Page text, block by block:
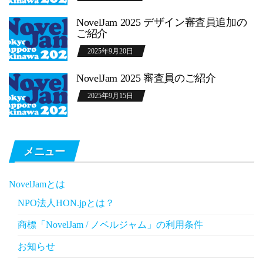
NovelJam 2025 デザイン審査員追加の
ご紹介
2025年9月20日
NovelJam 2025 審査員のご紹介
2025年9月15日
メニュー
NovelJamとは
NPO法人HON.jpとは？
商標「NovelJam / ノベルジャム」の利用条件
お知らせ